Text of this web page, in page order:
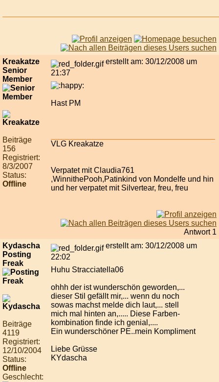
Kreakatze
Senior
Member
Beiträge
156
Registriert:
8/3/2007
Status:
Offline
erstellt am: 30/12/2008 um
21:37
Hast PM
VLG Kreakatze
Verpatet mit Claudia761
,WinnithePooh,Patinkind von Mondelfe und hin
und her verpatet mit Silvertear, freu, freu
Antwort 1
Kydascha
Posting
Freak
Beiträge
4119
Registriert:
12/10/2004
Status:
Offline
Geschlecht:
erstellt am: 30/12/2008 um
22:02
Huhu Stracciatella06
ohhh der ist wunderschön geworden,...
dieser Stil gefällt mir,... wenn du noch
sowas machst melde dich laut,... stell
mich mal hinten an,..... Diese Farben-
kombination finde ich genial,....
Ein wunderschöner PE..mein Kompliment
Liebe Grüsse
KYdascha